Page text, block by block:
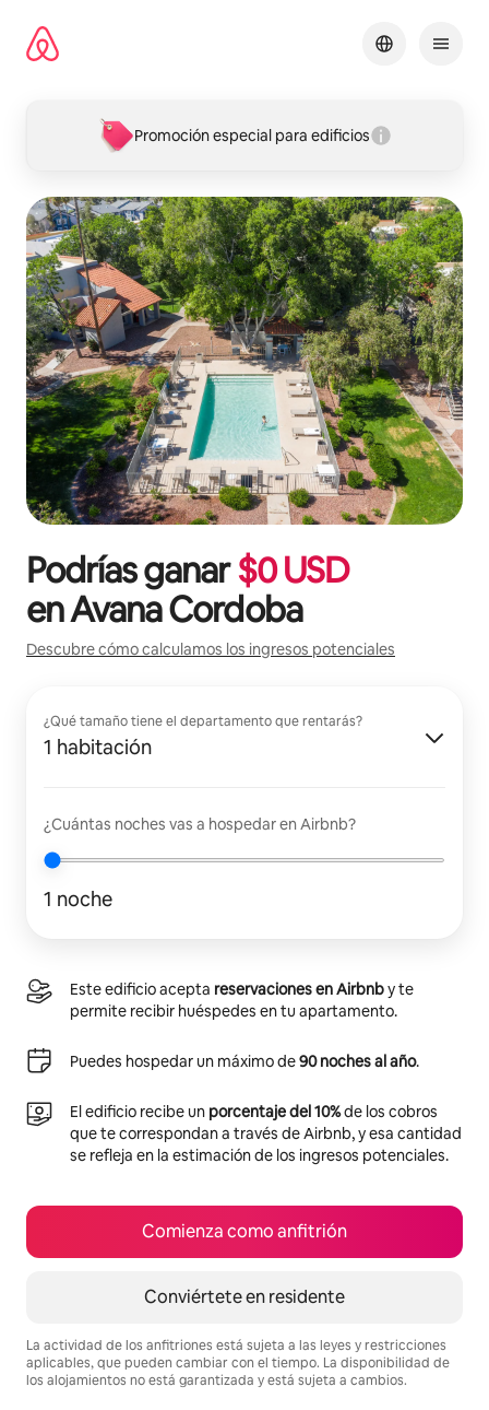
contenido
Promoción especial para edificios
Podrías ganar$0USD
enAvana Cordoba
Descubre cómo calculamos los ingresos potenciales
¿Qué tamaño tiene el departamento que rentarás?
1 habitación
¿Cuántas noches vas a hospedar en Airbnb?
1 noche
Este edificio acepta reservaciones en Airbnby te
permite recibir huéspedes en tu apartamento.
Puedes hospedar un máximo de90 noches al año.
El edificio recibe un porcentaje del 10%de los cobros
que te correspondan a través de Airbnb, y esa cantidad
se refleja en la estimación de los ingresos potenciales.
Comienza como anfitrión
Conviértete en residente
La actividad de los anfitriones está sujeta a las leyes y restricciones
aplicables, que pueden cambiar con el tiempo. La disponibilidad de
los alojamientos no está garantizada y está sujeta a cambios.